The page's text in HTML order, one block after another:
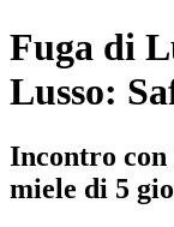
Fuga di
Lusso:
Incontro
miele di 5